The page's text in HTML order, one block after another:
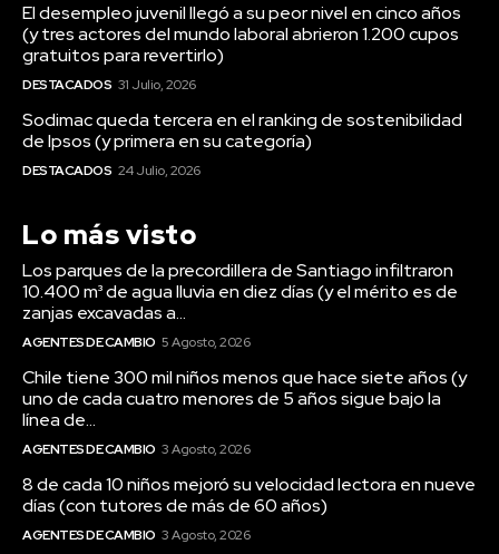
El desempleo juvenil llegó a su peor nivel en cinco años
(y tres actores del mundo laboral abrieron 1.200 cupos
gratuitos para revertirlo)
DESTACADOS 31 Julio, 2026
Sodimac queda tercera en el ranking de sostenibilidad
de Ipsos (y primera en su categoría)
DESTACADOS 24 Julio, 2026
Lo más visto
Los parques de la precordillera de Santiago infiltraron
10.400 m³ de agua lluvia en diez días (y el mérito es de
zanjas excavadas a...
AGENTES DE CAMBIO 5 Agosto, 2026
Chile tiene 300 mil niños menos que hace siete años (y
uno de cada cuatro menores de 5 años sigue bajo la
línea de...
AGENTES DE CAMBIO 3 Agosto, 2026
8 de cada 10 niños mejoró su velocidad lectora en nueve
días (con tutores de más de 60 años)
AGENTES DE CAMBIO 3 Agosto, 2026